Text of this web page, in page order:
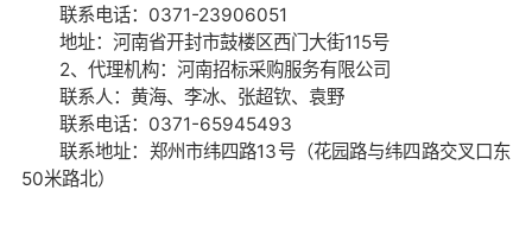
联系电话： 0371-23906051
地址： 河南省开封市鼓楼区西门大街115号
2、代理机构：河南招标采购服务有限公司
联系人：黄海、李冰、张超钦、袁野
联系电话： 0371-65945493
联系地址：郑州市纬四路13号（花园路与纬四路交叉口东
50米路北）